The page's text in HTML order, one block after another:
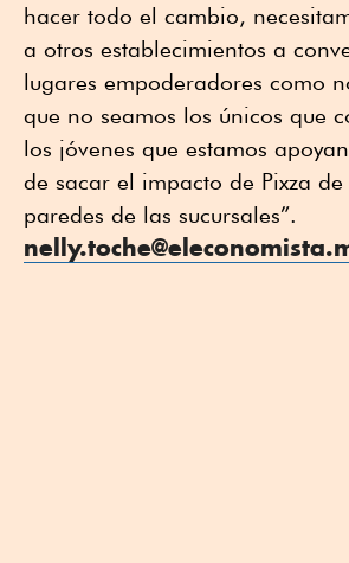
hacer todo el cambio,
a otros establecimientos a
lugares empoderadores como
que no seamos los únicos que
los jóvenes que estamos
de sacar el impacto de Pixza
paredes de las sucursales”.